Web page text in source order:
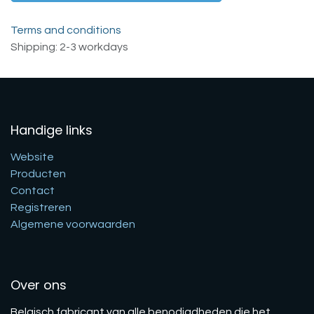
Terms and conditions
Shipping: 2-3 workdays
Handige links
Website
Producten
Contact
Registreren
Algemene voorwaarden
Over ons